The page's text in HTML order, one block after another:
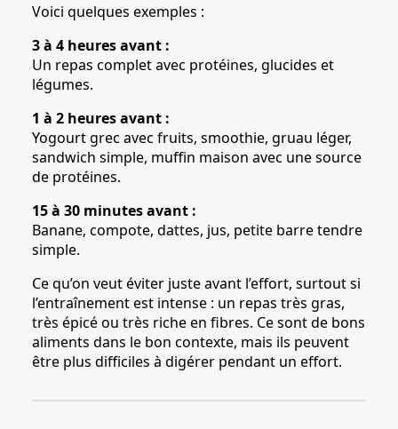
Voici quelques exemples :
3 à 4 heures avant :
Un repas complet avec protéines, glucides et
légumes.
1 à 2 heures avant :
Yogourt grec avec fruits, smoothie, gruau léger,
sandwich simple, muffin maison avec une source
de protéines.
15 à 30 minutes avant :
Banane, compote, dattes, jus, petite barre tendre
simple.
Ce qu’on veut éviter juste avant l’effort, surtout si
l’entraînement est intense : un repas très gras,
très épicé ou très riche en fibres. Ce sont de bons
aliments dans le bon contexte, mais ils peuvent
être plus difficiles à digérer pendant un effort.